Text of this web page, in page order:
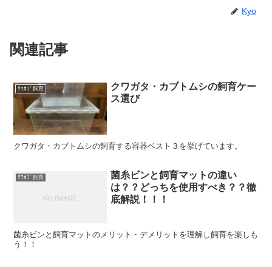
Kyo
関連記事
ｸﾜｶﾌﾞ飼育
クワガタ・カブトムシの飼育ケー
ス選び
クワガタ・カブトムシの飼育する容器ベスト３を挙げています。
ｸﾜｶﾌﾞ飼育
菌糸ビンと飼育マットの違い
は？？どっちを使用すべき？？徹
底解説！！！
菌糸ビンと飼育マットのメリット・デメリットを理解し飼育を楽しも
う！！